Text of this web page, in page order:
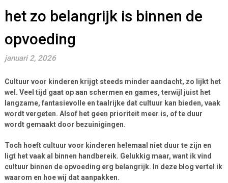
het zo belangrijk is binnen de
opvoeding
januari 2, 2026
Cultuur voor kinderen krijgt steeds minder aandacht, zo lijkt het
wel. Veel tijd gaat op aan schermen en games, terwijl juist het
langzame, fantasievolle en taalrijke dat cultuur kan bieden, vaak
wordt vergeten. Alsof het geen prioriteit meer is, of te duur
wordt gemaakt door bezuinigingen.
Toch hoeft cultuur voor kinderen helemaal niet duur te zijn en
ligt het vaak al binnen handbereik. Gelukkig maar, want ik vind
cultuur binnen de opvoeding erg belangrijk. In deze blog vertel ik
waarom en hoe wij dat aanpakken.